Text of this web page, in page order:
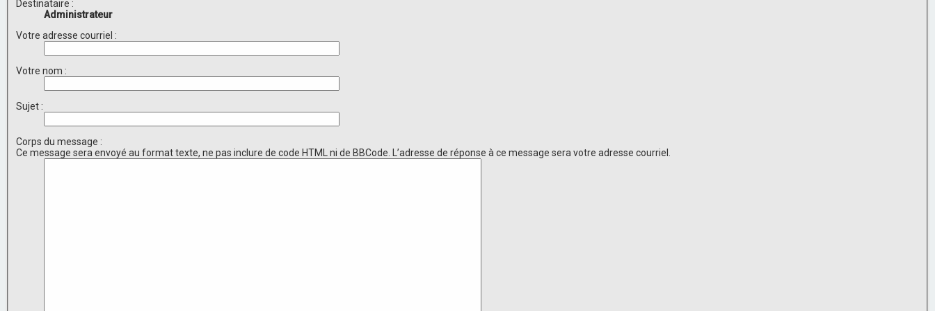
Destinataire :
Administrateur
Votre adresse courriel :
Votre nom :
Sujet :
Corps du message :
Ce message sera envoyé au format texte, ne pas inclure de code HTML ni de BBCode. L’adresse de réponse à ce message sera votre adresse courriel.